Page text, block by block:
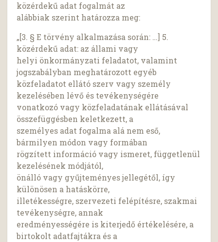
közérdekű adat fogalmát az
alábbiak szerint határozza meg:
„[3. § E törvény alkalmazása során: …] 5.
közérdekű adat: az állami vagy
helyi önkormányzati feladatot, valamint
jogszabályban meghatározott egyéb
közfeladatot ellátó szerv vagy személy
kezelésében lévő és tevékenységére
vonatkozó vagy közfeladatának ellátásával
összefüggésben keletkezett, a
személyes adat fogalma alá nem eső,
bármilyen módon vagy formában
rögzített információ vagy ismeret, függetlenül
kezelésének módjától,
önálló vagy gyűjteményes jellegétől, így
különösen a hatáskörre,
illetékességre, szervezeti felépítésre, szakmai
tevékenységre, annak
eredményességére is kiterjedő értékelésére, a
birtokolt adatfajtákra és a